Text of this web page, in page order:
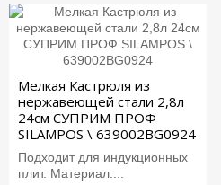
Мелкая Кастрюля из
нержавеющей стали 2,8л
24см СУПРИМ ПРОФ
SILAMPOS \ 639002BG0924
Подходит для индукционных
плит. Материал:...